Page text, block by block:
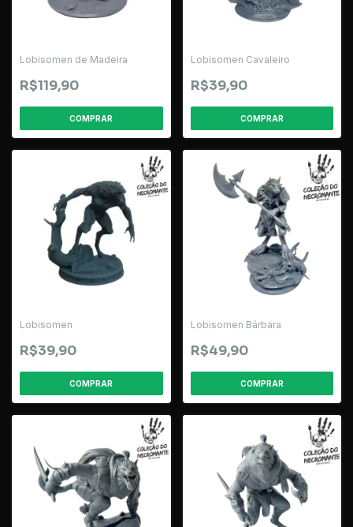
Lobisomen de Madeira
R$119,90
Lobisomen Cavaleiro
R$39,90
Lobisomen
R$39,90
Lobisomen Bárbara
R$49,90